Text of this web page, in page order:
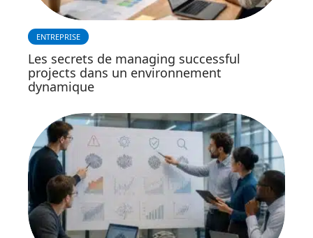
ENTREPRISE
Les secrets de managing successful
projects dans un environnement
dynamique